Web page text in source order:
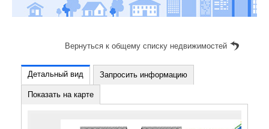
Вернуться к общему списку недвижимостей
Детальный вид Запросить информацию
Показать на карте